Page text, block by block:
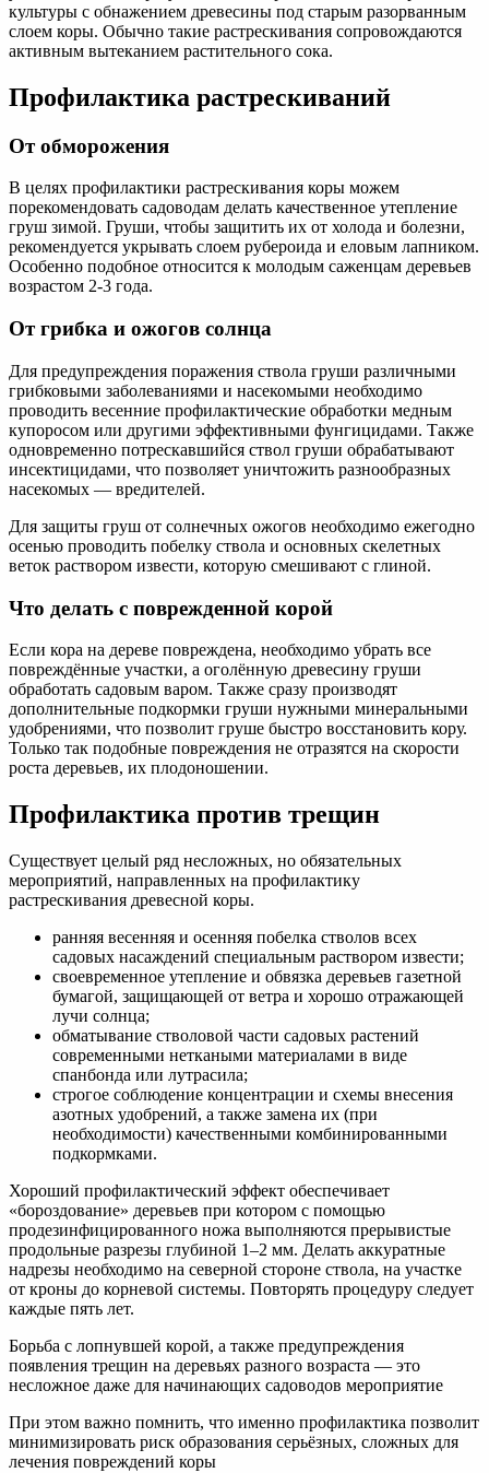
культуры с обнажением древесины под старым разорванным
слоем коры. Обычно такие растрескивания сопровождаются
активным вытеканием растительного сока.
Профилактика растрескиваний
От обморожения
В целях профилактики растрескивания коры можем
порекомендовать садоводам делать качественное утепление
груш зимой. Груши, чтобы защитить их от холода и болезни,
рекомендуется укрывать слоем рубероида и еловым лапником.
Особенно подобное относится к молодым саженцам деревьев
возрастом 2-3 года.
От грибка и ожогов солнца
Для предупреждения поражения ствола груши различными
грибковыми заболеваниями и насекомыми необходимо
проводить весенние профилактические обработки медным
купоросом или другими эффективными фунгицидами. Также
одновременно потрескавшийся ствол груши обрабатывают
инсектицидами, что позволяет уничтожить разнообразных
насекомых — вредителей.
Для защиты груш от солнечных ожогов необходимо ежегодно
осенью проводить побелку ствола и основных скелетных
веток раствором извести, которую смешивают с глиной.
Что делать с поврежденной корой
Если кора на дереве повреждена, необходимо убрать все
повреждённые участки, а оголённую древесину груши
обработать садовым варом. Также сразу производят
дополнительные подкормки груши нужными минеральными
удобрениями, что позволит груше быстро восстановить кору.
Только так подобные повреждения не отразятся на скорости
роста деревьев, их плодоношении.
Профилактика против трещин
Существует целый ряд несложных, но обязательных
мероприятий, направленных на профилактику
растрескивания древесной коры.
ранняя весенняя и осенняя побелка стволов всех
садовых насаждений специальным раствором извести;
своевременное утепление и обвязка деревьев газетной
бумагой, защищающей от ветра и хорошо отражающей
лучи солнца;
обматывание стволовой части садовых растений
современными неткаными материалами в виде
спанбонда или лутрасила;
строгое соблюдение концентрации и схемы внесения
азотных удобрений, а также замена их (при
необходимости) качественными комбинированными
подкормками.
Хороший профилактический эффект обеспечивает
«бороздование» деревьев при котором с помощью
продезинфицированного ножа выполняются прерывистые
продольные разрезы глубиной 1–2 мм. Делать аккуратные
надрезы необходимо на северной стороне ствола, на участке
от кроны до корневой системы. Повторять процедуру следует
каждые пять лет.
Борьба с лопнувшей корой, а также предупреждения
появления трещин на деревьях разного возраста — это
несложное даже для начинающих садоводов мероприятие
При этом важно помнить, что именно профилактика позволит
минимизировать риск образования серьёзных, сложных для
лечения повреждений коры